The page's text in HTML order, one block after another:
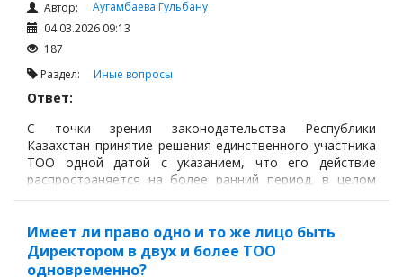
Автор:
Аугамбаева Гульбану
04.03.2026 09:13
187
Раздел: Иные вопросы
Ответ:
С точки зрения законодательства Республики
Казахстан принятие решения единственного участника
ТОО одной датой с указанием, что его действие
распространяется на более ранний период, в целом
допускается.
Имеет ли право одно и то же лицо быть
Директором в двух и более ТОО
одновременно?